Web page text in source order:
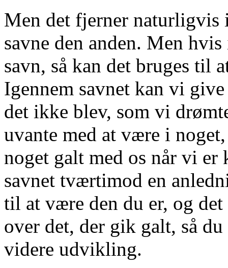
Men det fjerner naturligvis
savne den anden. Men
savn, så kan det bruges til
Igennem savnet kan vi
det ikke blev, som vi
uvante med at være i
noget galt med os når vi er
savnet tværtimod en
til at være den du er, og
over det, der gik galt, så
videre udvikling.